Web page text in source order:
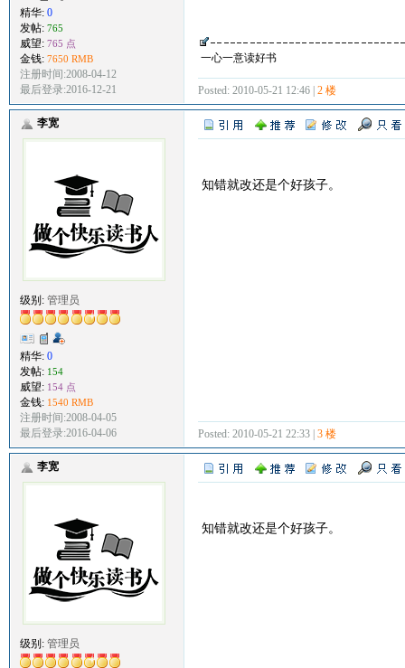
精华: 0
发帖: 765
威望: 765 点
金钱: 7650 RMB
注册时间:2008-04-12
最后登录:2016-12-21
一心一意读好书
Posted: 2010-05-21 12:46 | 2 楼
李宽
级别: 管理员
精华: 0
发帖: 154
威望: 154 点
金钱: 1540 RMB
注册时间:2008-04-05
最后登录:2016-04-06
知错就改还是个好孩子。
Posted: 2010-05-21 22:33 | 3 楼
李宽
级别: 管理员
知错就改还是个好孩子。